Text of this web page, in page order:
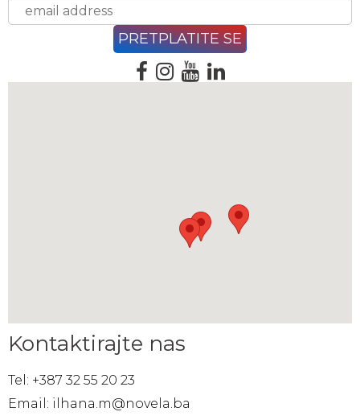
Kontaktirajte nas
Tel: +387 32 55 20 23
Email: ilhana.m@novela.ba